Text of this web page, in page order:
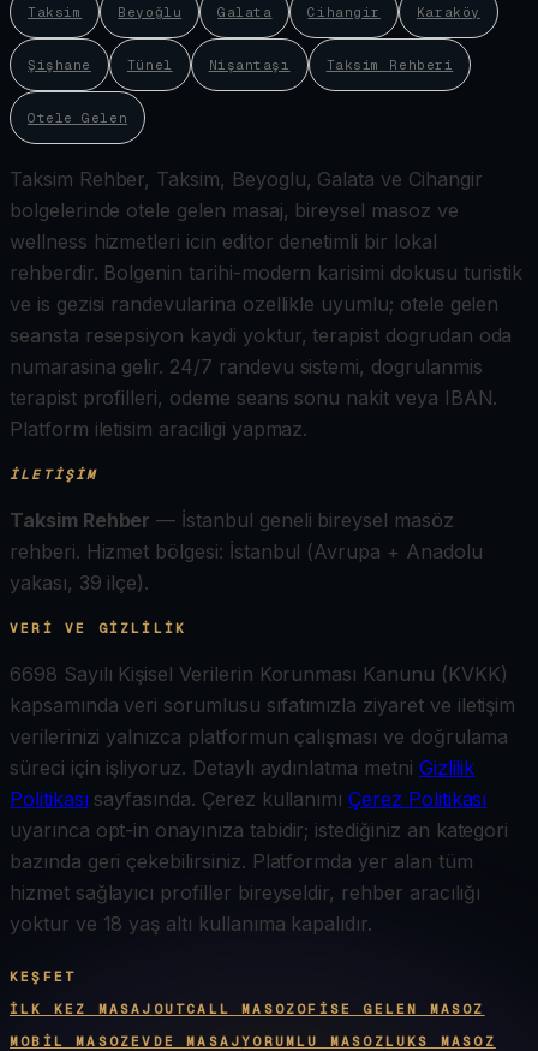
Taksim Beyoğlu Galata Cihangir Karaköy
Şişhane Tünel Nişantaşı Taksim Rehberi
Otele Gelen
Taksim Rehber, Taksim, Beyoglu, Galata ve Cihangir
bolgelerinde otele gelen masaj, bireysel masoz ve
wellness hizmetleri icin editor denetimli bir lokal
rehberdir. Bolgenin tarihi-modern karisimi dokusu turistik
ve is gezisi randevularina ozellikle uyumlu; otele gelen
seansta resepsiyon kaydi yoktur, terapist dogrudan oda
numarasina gelir. 24/7 randevu sistemi, dogrulanmis
terapist profilleri, odeme seans sonu nakit veya IBAN.
Platform iletisim araciligi yapmaz.
İLETIŞIM
Taksim Rehber — İstanbul geneli bireysel masöz
rehberi. Hizmet bölgesi: İstanbul (Avrupa + Anadolu
yakası, 39 ilçe).
VERI VE GIZLILIK
6698 Sayılı Kişisel Verilerin Korunması Kanunu (KVKK)
kapsamında veri sorumlusu sıfatımızla ziyaret ve iletişim
verilerinizi yalnızca platformun çalışması ve doğrulama
süreci için işliyoruz. Detaylı aydınlatma metni Gizlilik
Politikası sayfasında. Çerez kullanımı Çerez Politikası
uyarınca opt-in onayınıza tabidir; istediğiniz an kategori
bazında geri çekebilirsiniz. Platformda yer alan tüm
hizmet sağlayıcı profiller bireyseldir, rehber aracılığı
yoktur ve 18 yaş altı kullanıma kapalıdır.
KEŞFET
İLK KEZ MASAJ OUTCALL MASOZOFISE GELEN MASOZ
MOBIL MASOZEVDE MASAJYORUMLU MASOZLUKS MASOZ